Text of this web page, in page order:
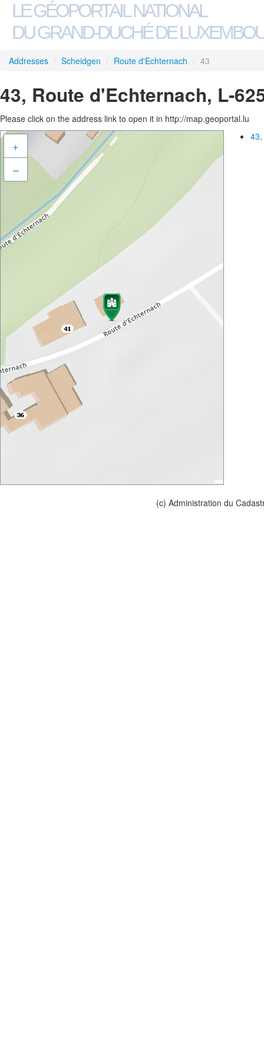
LE GÉOPORTAIL NATIONAL
DU GRAND-DUCHÉ DE
Addresses / Scheidgen / Route d'Echternach / 43
43, Route d'Echternach, L-
Please click on the address link to open it in http://map.geoportal.lu
+
–
(c) Administration du